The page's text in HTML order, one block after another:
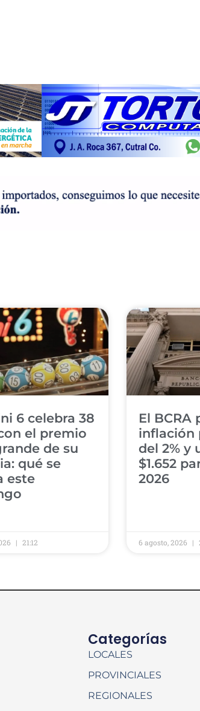
6 celebra 38
el premio
de su
qué se
este
21:12
El BCRA
inflación
del 2% y
$1.652
2026
6 agosto, 2026
Categorías
LOCALES
PROVINCIALES
REGIONALES